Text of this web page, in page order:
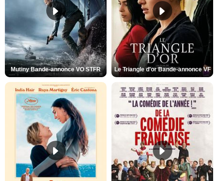
Mutiny Bande-annonce VO STFR Le Triangle d'or Bande-annonce VF